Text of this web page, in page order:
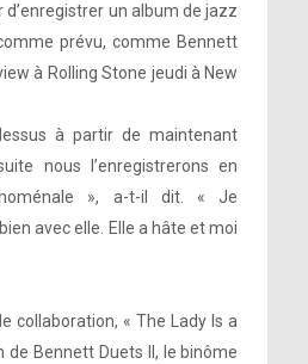
d’enregistrer un album de jazz
prévu, comme Bennett
à Rolling Stone jeudi à New
à partir de maintenant
nous l’enregistrerons en
», a-t-il dit. « Je
avec elle. Elle a hâte et moi
collaboration, « The Lady Is a
de Bennett Duets II, le binôme